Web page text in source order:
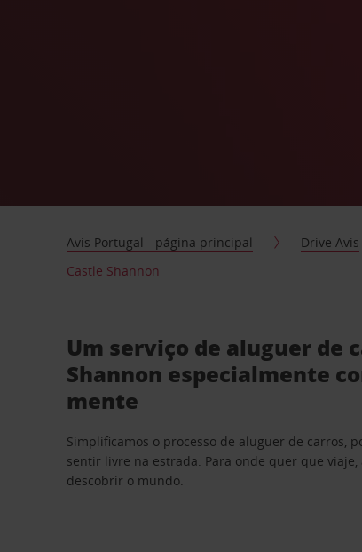
Avis Portugal - página principal Drive Avis
Castle Shannon
Um serviço de aluguer de
Shannon especialmente
mente
Simplificamos o processo de aluguer de carros,
sentir livre na estrada. Para onde quer que viaje,
descobrir o mundo.